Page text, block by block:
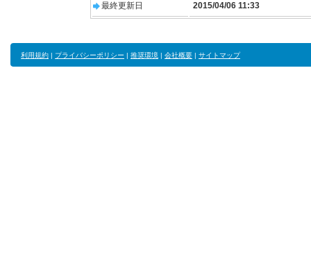
最終更新日 2015/04/06 11:33
利用規約 | プライバシーポリシー | 推奨環境 | 会社概要 | サイトマップ